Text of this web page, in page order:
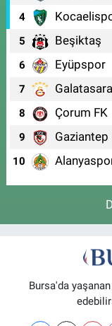
MACERA PARK YANI -
0 (224) 245 25 23
Tolga Eczanesi
ÇEKİRGE MAH.
DOBURCA YOLU)
0 (224) 239 40 62
4
5 Beşiktaş
6 Eyüpspor
7
8 Çorum FK
9 Gaziantep
10
Bursa'da